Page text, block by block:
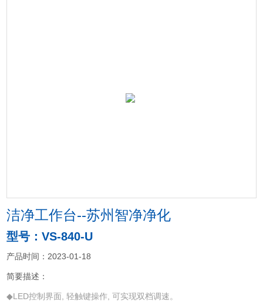
洁净工作台--苏州智净净化
型号：VS-840-U
产品时间：2023-01-18
简要描述：
◆LED控制界面, 轻触键操作, 可实现双档调速。